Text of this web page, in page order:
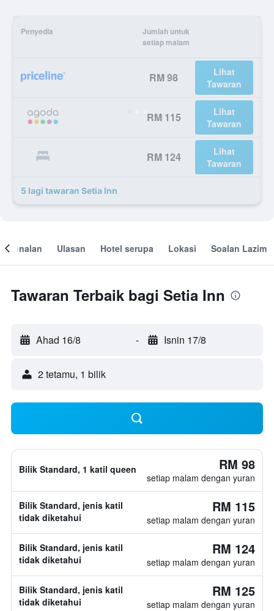
Penyedia
Jumlah untuk
setiap malam
RM 98
Lihat
Tawaran
RM 115
Lihat
Tawaran
RM 124
Lihat
Tawaran
5 lagi tawaran Setia Inn
Ulasan Hotel serupa Lokasi Soalan Lazim
Tawaran Terbaik bagi Setia Inn
Ahad 16/8 - Isnin 17/8
2 tetamu, 1 bilik
Bilik Standard, 1 katil queen RM 98
setiap malam dengan yuran
Bilik Standard, jenis katil
tidak diketahui
RM 115
setiap malam dengan yuran
Bilik Standard, jenis katil
tidak diketahui
RM 124
setiap malam dengan yuran
Bilik Standard, jenis katil
tidak diketahui
RM 125
setiap malam dengan yuran